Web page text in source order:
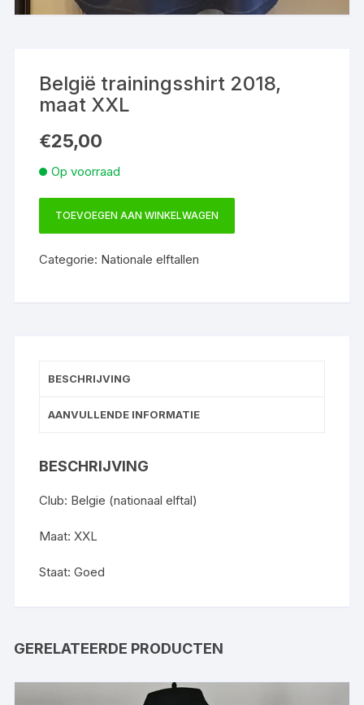
België trainingsshirt 2018,
maat XXL
€25,00
Op voorraad
2018,
TOEVOEGEN AAN WINKELWAGEN
Categorie: Nationale elftallen
BESCHRIJVING
AANVULLENDE INFORMATIE
BESCHRIJVING
Club: Belgie (nationaal elftal)
Maat: XXL
Staat: Goed
GERELATEERDE PRODUCTEN